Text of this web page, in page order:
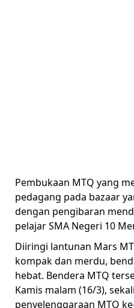
Pembukaan MTQ yang
pedagang pada bazaar
dengan pengibaran
pelajar SMA Negeri 10
Diiringi lantunan Mars
kompak dan merdu,
hebat. Bendera MTQ
Kamis malam (16/3),
penyelenggaraan MTQ